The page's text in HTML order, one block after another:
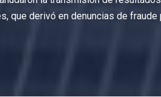
que derivó en denuncias de fraude